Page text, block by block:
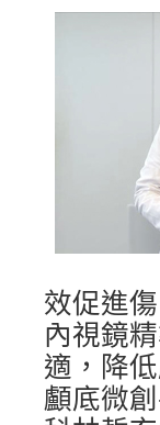
效促進
內視鏡
適，降
顱底微